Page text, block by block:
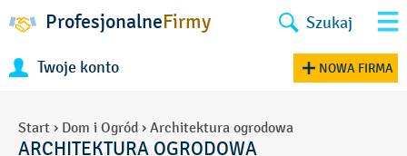
ProfesjonalneFirmy Szukaj
Twoje konto NOWA FIRMA
Start › Dom i Ogród › Architektura ogrodowa
ARCHITEKTURA OGRODOWA